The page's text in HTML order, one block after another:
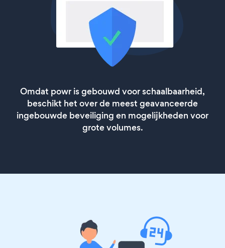
Omdat powr is gebouwd voor schaalbaarheid,
beschikt het over de meest geavanceerde
ingebouwde beveiliging en mogelijkheden voor
grote volumes.